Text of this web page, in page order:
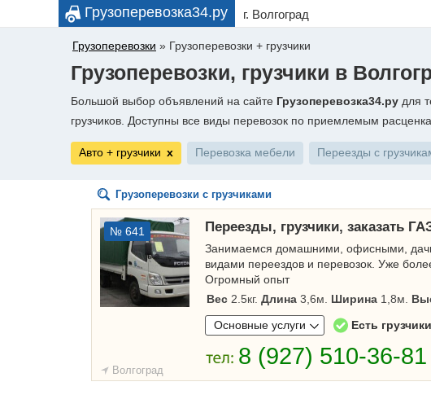
Грузоперевозка34.ру г. Волгоград
Грузоперевозки » Грузоперевозки + грузчики
Грузоперевозки, грузчики в
Большой выбор объявлений на сайте Грузоперевозка34.ру для
грузчиков. Доступны все виды перевозок по приемлемым
Авто + грузчики х Перевозка мебели Переезды с
Грузоперевозки с грузчиками
Волгоград
№ 641 Переезды, грузчики, заказать
Занимаемся домашними, офисными,
видами переездов и перевозок. Уже
Огромный опыт
Вес 2.5кг. Длина 3,6м. Ширина 1,8м.
Основные услуги
Есть грузчики